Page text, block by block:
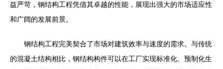
益严苛，钢结构工程凭借其卓越的性能，展现出强大的市场适应性
和广阔的发展前景。
钢结构工程完美契合了市场对建筑效率与速度的需求。与传统
的混凝土结构相比，钢结构构件可以在工厂实现标准化、预制化生